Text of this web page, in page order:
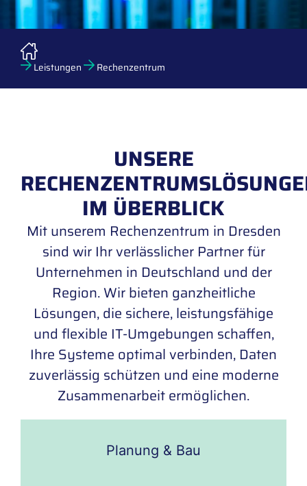
Leistungen Rechenzentrum
UNSERE
IM ÜBERBLICK
Mit unserem Rechenzentrum in Dresden
sind wir Ihr verlässlicher Partner für
Unternehmen in Deutschland und der
Region. Wir bieten ganzheitliche
Lösungen, die sichere, leistungsfähige
und flexible IT-Umgebungen schaffen,
Ihre Systeme optimal verbinden, Daten
zuverlässig schützen und eine moderne
Zusammenarbeit ermöglichen.
Planung & Bau